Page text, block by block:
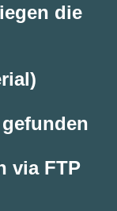
die
via FTP